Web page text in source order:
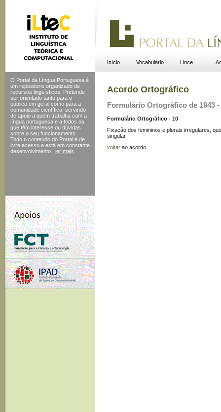
Início Vocabulário Lince
O Portal da Língua Portuguesa é
um repositório organizado de
recursos linguísticos. Pretende
ser orientado tanto para o
público em geral como para a
comunidade científica, servindo
de apoio a quem trabalha com a
língua portuguesa e a todos os
que têm interesse ou dúvidas
sobre o seu funcionamento.
Todo o conteúdo do Portal é de
livre acesso e está em constante
desenvolvimento.
ler mais
Acordo Ortográfico
Formulário Ortográfico de 1943
Formulário Ortográfico - 10
Fixação dos femininos e plurais irregulares,
singular.
voltar ao acordo